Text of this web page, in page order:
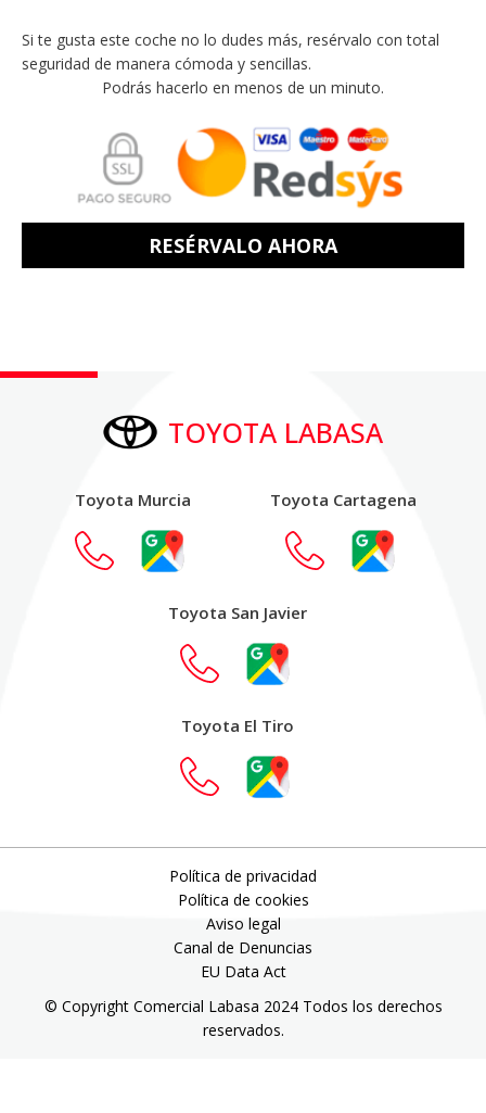
Si te gusta este coche no lo dudes más, resérvalo con total
seguridad de manera cómoda y sencillas.
Podrás hacerlo en menos de un minuto.
RESÉRVALO AHORA
TOYOTA LABASA
Toyota Murcia Toyota Cartagena
Toyota San Javier
Toyota El Tiro
© Copyright Comercial Labasa 2024 Todos los derechos
reservados.
Política de privacidad
Política de cookies
Aviso legal
Canal de Denuncias
EU Data Act